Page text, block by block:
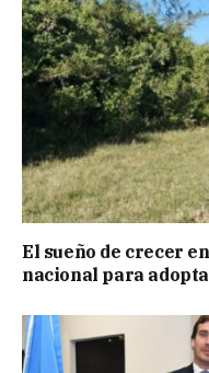
El sueño de crecer
nacional para